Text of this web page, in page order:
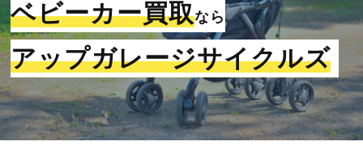
ベビーカー買取なら
アップガレージサイクルズ